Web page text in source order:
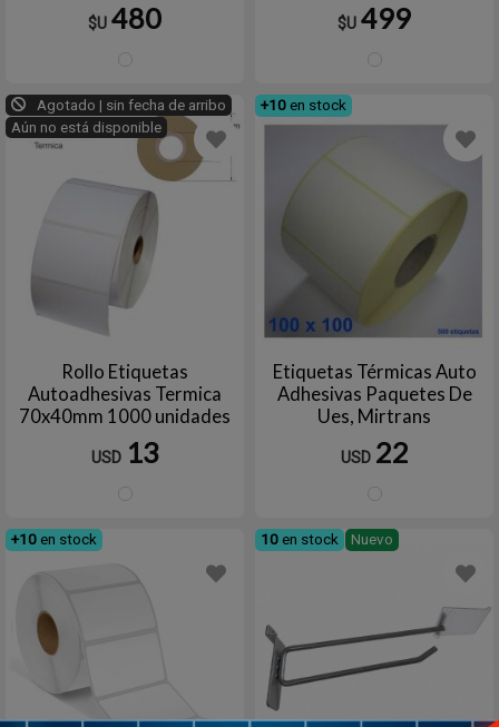
$U 480 $U 499
Agotado | sin fecha de arribo
Aún no está disponible
Rollo Etiquetas
Autoadhesivas Termica
70x40mm 1000 unidades
USD 13
+10 en stock
Etiquetas Térmicas Auto
Adhesivas Paquetes De
Ues, Mirtrans
USD 22
+10 en stock 10 en stock Nuevo